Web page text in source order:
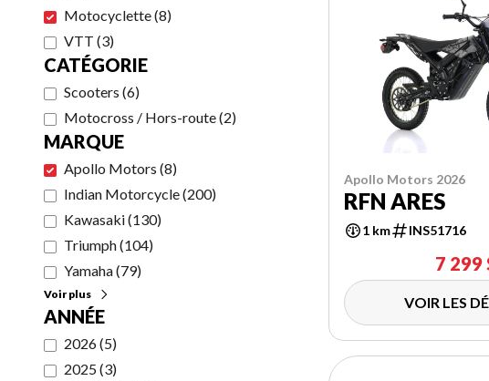
Motocyclette(8)
VTT (3)
CATÉGORIE
Scooters (6)
Motocross / Hors-route(2)
MARQUE
Apollo Motors (8)
Indian Motorcycle(200)
Kawasaki(130)
Triumph(104)
Yamaha(79)
Voir plus
ANNÉE
2026(5)
2025(3)
Apollo Motors 2026
RFN ARES
1 km INS51716
7 299
VOIR LES